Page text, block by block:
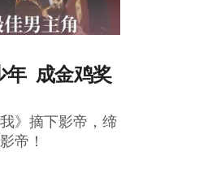
成金鸡奖
》摘下影帝，缔
帝！